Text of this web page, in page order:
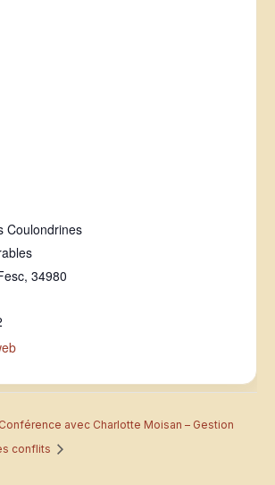
Coulondrines
, 34980
Conférence avec Charlotte Moisan – Gestion
conflits